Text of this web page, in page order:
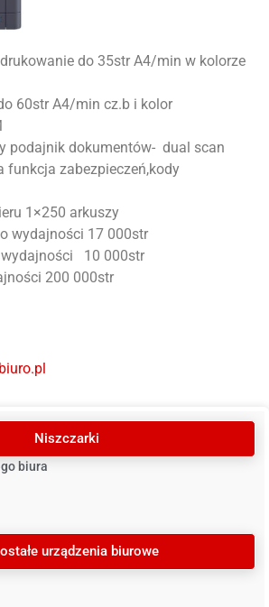
Niszczarki
biura
urządzenia biurowe
do 35str A4/min w kolorze
60str A4/min cz.b i kolor
podajnik dokumentów- dual scan
funkcja zabezpieczeń,kody
1×250 arkuszy
wydajności 17 000str
wydajności 10 000str
200 000str